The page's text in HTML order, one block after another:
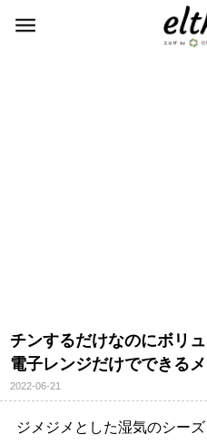
チンするだけなのにボリ
電子レンジだけでできる
2022-06-21
ジメジメとした湿気のシー